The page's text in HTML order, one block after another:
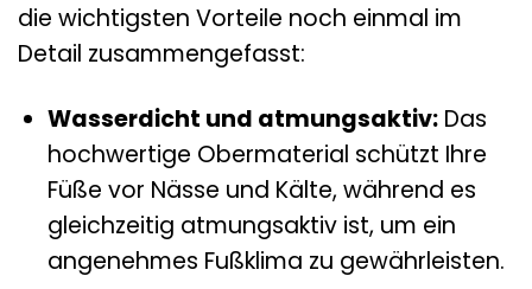
die wichtigsten Vorteile noch einmal im
Detail zusammengefasst:
Wasserdicht und atmungsaktiv:Das
hochwertige Obermaterial schützt Ihre
Füße vor Nässe und Kälte, während es
gleichzeitig atmungsaktiv ist, um ein
angenehmes Fußklima zu gewährleisten.